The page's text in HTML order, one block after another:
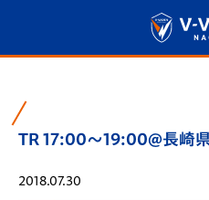
TR 17:00～19:00@長崎
2018.07.30